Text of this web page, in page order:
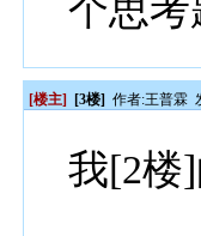
个思考
[楼主] [3楼] 作者:王普霖
我[2楼